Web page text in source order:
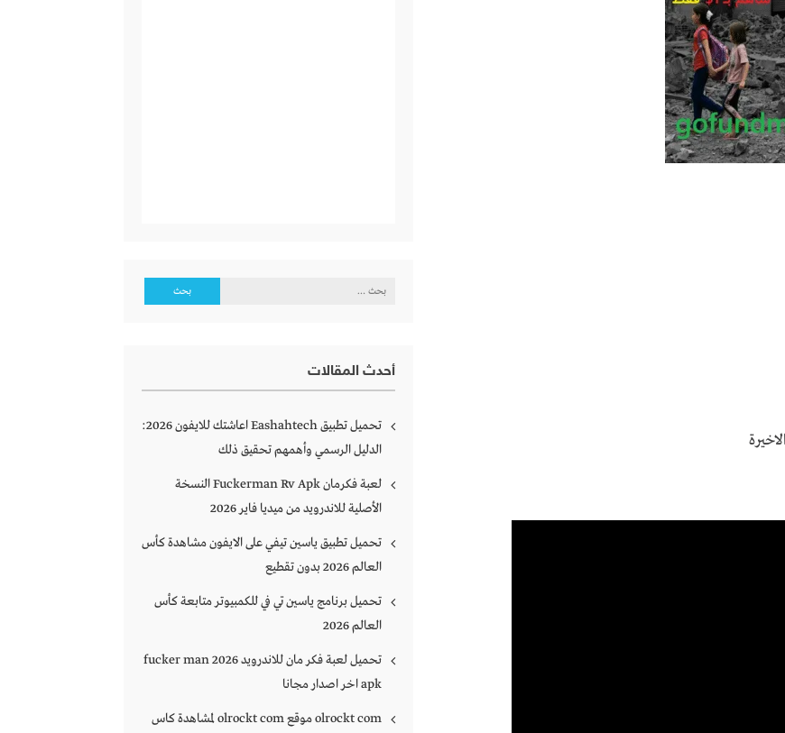
البحث
أحدث المقالات
تحميل تطبيق Eashahtech اعاشتك للايفون 2026:
الدليل الرسمي وأهمهم تحقيق ذلك
لعبة فكرمان Fuckerman Rv Apk النسخة
الأصلية للاندرويد من ميديا فاير 2026
تحميل تطبيق ياسين تيفي على الايفون مشاهدة كأس
العالم 2026 بدون تقطيع
تحميل برنامج ياسين تي في للكمبيوتر متابعة كأس
العالم 2026
تحميل لعبة فكر مان للاندرويد 2026 fucker man
apk اخر اصدار مجانا
olrockt com موقع olrockt com لمشاهدة كاس